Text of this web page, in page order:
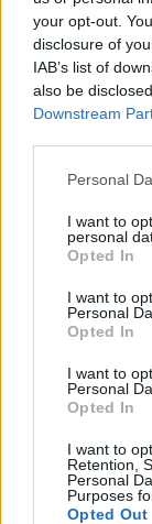
your opt-out.
disclosure of
IAB’s list of
also be
Downstream
Personal
I want to
personal
Opted In
I want to
Personal
Opted In
I want to
Personal
Opted In
I want to
Retention,
Personal
Purposes
Opted Out
CERRO MAGGIORE
Buona la
partenza
DALLA HOME